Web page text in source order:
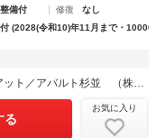
備付 修復
なし
(2028(令和10)年11月まで・
る
お気に入り